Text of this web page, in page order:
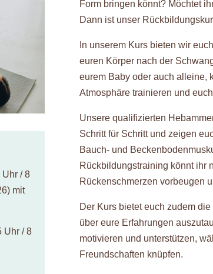
Uhr / 8
mit
Uhr / 8
Form bringen könnt? Möchtet
Dann ist unser
In unserem Kurs bieten wir
euren Körper nach der
eurem Baby oder auch alleine,
Atmosphäre trainieren und
Unsere qualifizierten
Schritt für Schritt und zeigen
Bauch- und
Rückbildungstraining könnt ihr
Rückenschmerzen vorbeugen
Der Kurs bietet euch zudem
über eure Erfahrungen
motivieren und unterstützen,
Freundschaften knüpfen.